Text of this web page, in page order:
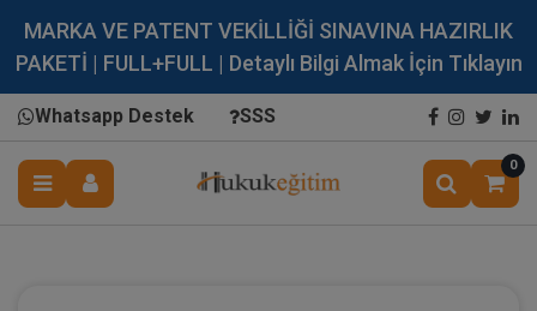
MARKA VE PATENT VEKİLLİĞİ SINAVINA HAZIRLIK
PAKETİ | FULL+FULL | Detaylı Bilgi Almak İçin Tıklayın
Whatsapp Destek SSS
0